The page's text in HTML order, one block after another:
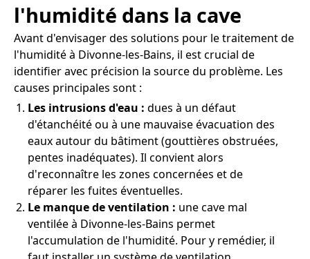
l'humidité dans la cave
Avant d'envisager des solutions pour le traitement de
l'humidité à Divonne-les-Bains, il est crucial de
identifier avec précision la source du problème. Les
causes principales sont :
Les intrusions d'eau : dues à un défaut
d'étanchéité ou à une mauvaise évacuation des
eaux autour du bâtiment (gouttières obstruées,
pentes inadéquates). Il convient alors
d'reconnaître les zones concernées et de
réparer les fuites éventuelles.
Le manque de ventilation : une cave mal
ventilée à Divonne-les-Bains permet
l'accumulation de l'humidité. Pour y remédier, il